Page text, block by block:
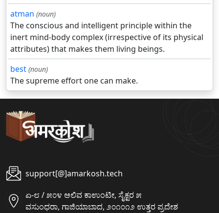
atman (noun)
The conscious and intelligent principle within the
inert mind-body complex (irrespective of its physical
attributes) that makes them living beings.
best (noun)
The supreme effort one can make.
support[@]amarkosh.tech
ಏ-೮ / ೫೦೪ ಆಲಿವ ಕಾಉಂಟೀ, ಸೈಕ್ಟರ ೫
ವಸುಂಧರಾ, ಗಾಜಿಯಾಬಾದ, ೨೦೧೦೧೨ ಉತ್ತರ ಪ್ರದೇಶ